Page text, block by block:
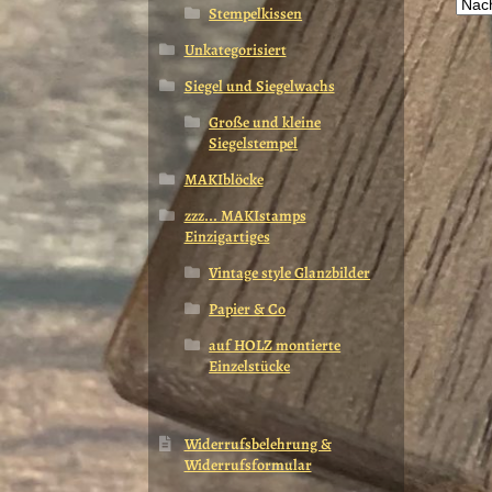
Stempelkissen
Unkategorisiert
Siegel und Siegelwachs
Große und kleine
Siegelstempel
MAKIblöcke
zzz... MAKIstamps
Einzigartiges
Vintage style Glanzbilder
Papier & Co
auf HOLZ montierte
Einzelstücke
Widerrufsbelehrung &
Widerrufsformular